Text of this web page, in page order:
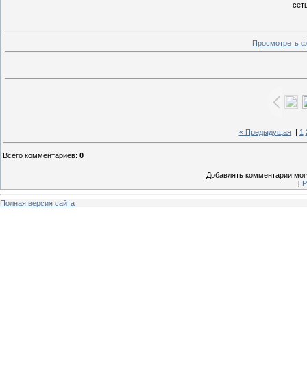
Просмотреть
« Предыдущая| 1
Всего комментариев: 0
Добавлять комментарии
[
Полная версия сайта